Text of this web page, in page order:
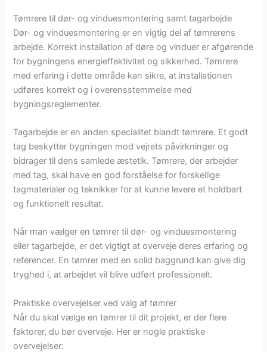
Tømrere til dør- og vinduesmontering samt tagarbejde
Dør- og vinduesmontering er en vigtig del af tømrerens
arbejde. Korrekt installation af døre og vinduer er afgørende
for bygningens energieffektivitet og sikkerhed. Tømrere
med erfaring i dette område kan sikre, at installationen
udføres korrekt og i overensstemmelse med
bygningsreglementer.
Tagarbejde er en anden specialitet blandt tømrere. Et godt
tag beskytter bygningen mod vejrets påvirkninger og
bidrager til dens samlede æstetik. Tømrere, der arbejder
med tag, skal have en god forståelse for forskellige
tagmaterialer og teknikker for at kunne levere et holdbart
og funktionelt resultat.
Når man vælger en tømrer til dør- og vinduesmontering
eller tagarbejde, er det vigtigt at overveje deres erfaring og
referencer. En tømrer med en solid baggrund kan give dig
tryghed i, at arbejdet vil blive udført professionelt.
Praktiske overvejelser ved valg af tømrer
Når du skal vælge en tømrer til dit projekt, er der flere
faktorer, du bør overveje. Her er nogle praktiske
overvejelser: